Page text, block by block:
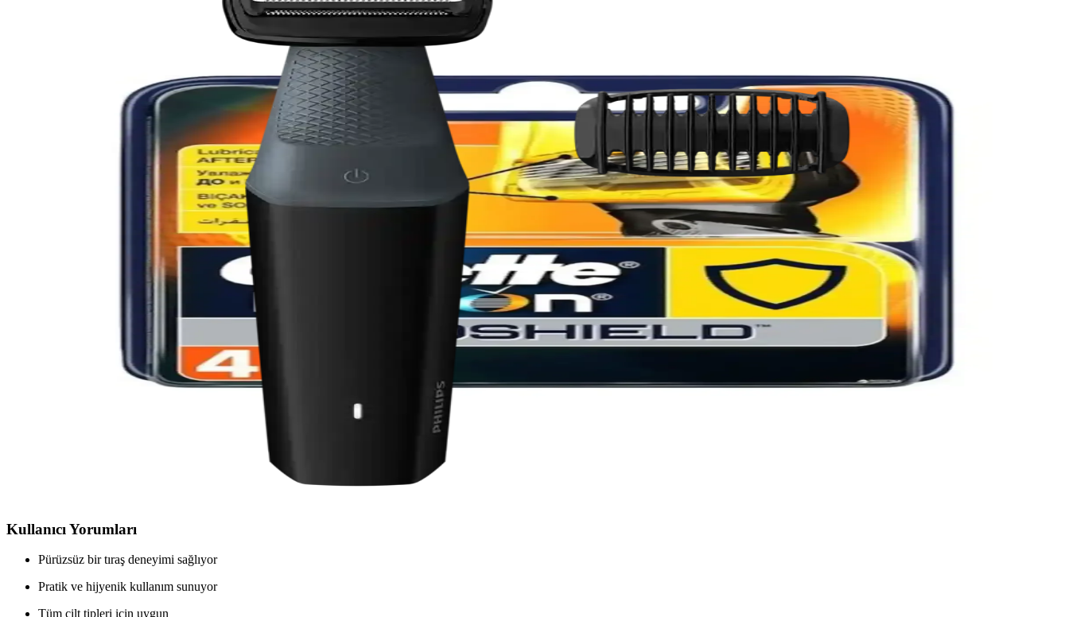
Arko kremli berber tıraş sabunu, hassas ciltlere uygun, kremli yapısı ve nostaljik kokusuyla pratik ve ekonomik bir tıraş çözümüdür.
BIC Metal Tıraş Bıçağı 5'li Paket Güçlü ve Dayanıklı Tasarımıyla Günlük Bakım İçin Uygun
BIC Metal Tıraş Bıçağı, dayanıklı yapısı ve keskinliğiyle sert sakallara uygun, pratik kullanımı ve hijyenik temizliğiyle öne çıkan etkili bir tıraş çözümüdür.
Çilek Bacaklar (Keratosis Pilaris) İçin Etkili Bakım Yöntemleri ve Ürün Önerileri
Keratosis pilaris, ciltte pürüzlü ve kırmızımsı lekelerle kendini gösterir. Kimyasal eksfoliasyon ve üre içeren nemlendiricilerle düzenli bakım, belirtileri azaltmada etkilidir. Doğru ürün seçimi ve uygulama
Gillette Mach 3 Charcoal Tıraş Bıçağı: Karbon Kaplama ve Genel Özellikler İncelemesi
Gillette Mach 3 Charcoal, karbon kaplamalı bıçaklarıyla dayanıklılık ve keskinlik sunar. Ürün hakkında sınırlı bilgi olsa da, Mach 3 serisinin genel özelliklerini taşır ve cilt tahrişini azaltabilir.
Gillette Fusion Power Yedek Tıraş Bıçağı 2'li Seti: Yakın Tıraş ve Konfor İçin Standart
Gillette Fusion Power 2'li yedek bıçaklar, beş ince bıçakla yakın tıraş ve daha az tahriş sunar. PowerGlide kaplama cildi daha az sürtünmeyle kaydırır; arkadaki düzeltici bıçak zorlu bölgelerde güvenli ilerlemeyi
Gillette MACH3 TURBO Yedek Jilet: Yüksek Performanslı ve Güvenilir Erkek Tıraş Bıçağı
Gillette MACH3 TURBO yedek jilet, Almanya üretimi yüksek kaliteli ve dayanıklı üç bıçaklı tasarımıyla hassas ciltlere bile uygun, etkili ve hijyenik tıraş sağlar.
Gillette Fusion Proshield 4 Lü Yedek Bıçakları: Dayanıklı ve Performanslı Tıraş Çözümü
Gillette Fusion Proshield 4 Lü Yedek Bıçak, yüksek performans ve dayanıklılık sağlayan, ergonomik tasarımıyla hassas ve etkili tıraş imkanı sunar. Uzun ömürlü kullanım için bakım önerileriyle ideal bir
Philips Bodygroom Serileri: Erkek Vücut Bakımında Teknik ve Konforlu Çözümler
Philips Bodygroom 3000 ve 7000 serileri, erkek vücut bakımında cilt rahatlığı ve gelişmiş teknik özelliklerle güvenli, pratik çözümler sunuyor. Çok yönlü kullanım ve su geçirmez tasarım öne çıkıyor.
Kullanıcı Yorumları
Pürüzsüz bir tıraş deneyimi sağlıyor
Pratik ve hijyenik kullanım sunuyor
Tüm cilt tipleri için uygun